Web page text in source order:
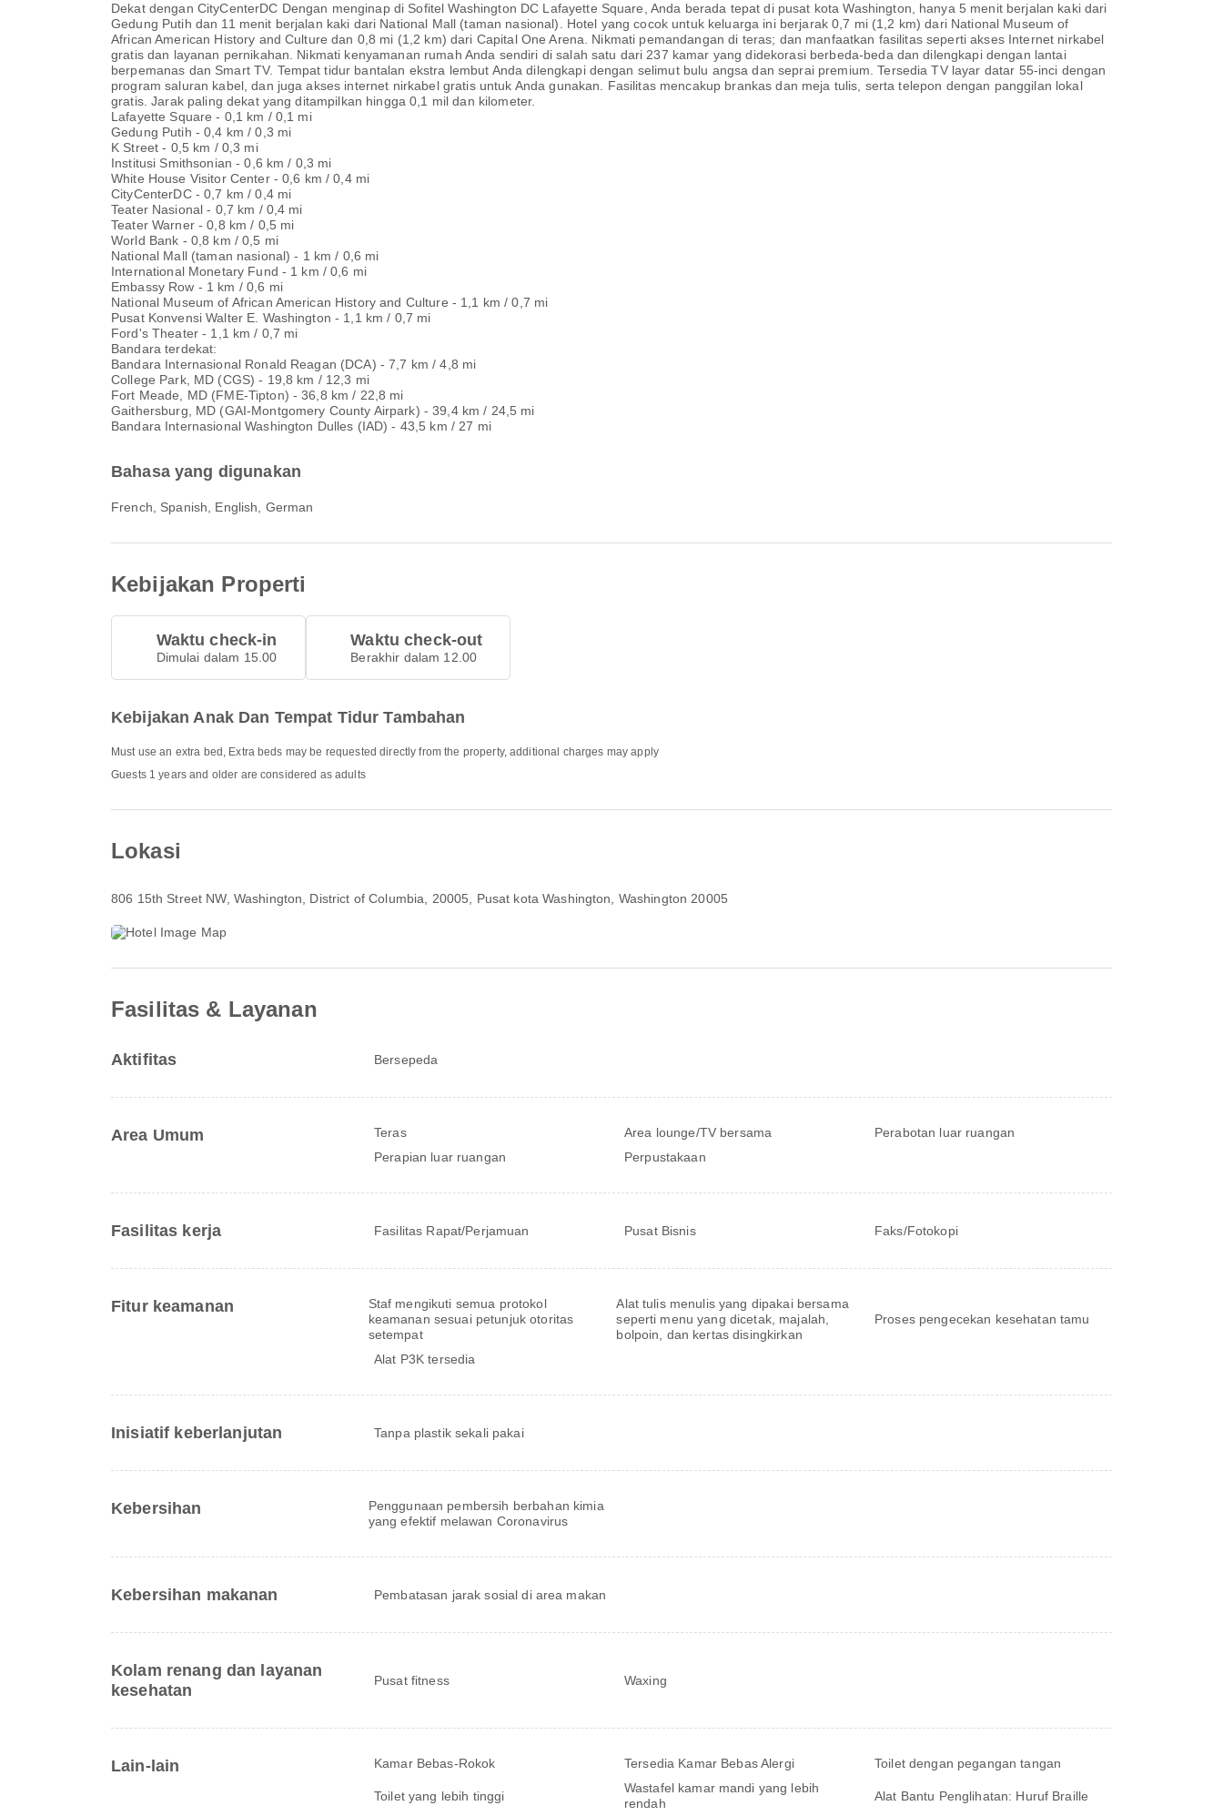
Dekat dengan CityCenterDC Dengan menginap di Sofitel Washington DC Lafayette Square, Anda berada tepat di pusat kota Washington, hanya 5 menit berjalan kaki dari
Gedung Putih dan 11 menit berjalan kaki dari National Mall (taman nasional). Hotel yang cocok untuk keluarga ini berjarak 0,7 mi (1,2 km) dari National Museum of
African American History and Culture dan 0,8 mi (1,2 km) dari Capital One Arena. Nikmati pemandangan di teras; dan manfaatkan fasilitas seperti akses Internet nirkabel
gratis dan layanan pernikahan. Nikmati kenyamanan rumah Anda sendiri di salah satu dari 237 kamar yang didekorasi berbeda-beda dan dilengkapi dengan lantai
berpemanas dan Smart TV. Tempat tidur bantalan ekstra lembut Anda dilengkapi dengan selimut bulu angsa dan seprai premium. Tersedia TV layar datar 55-inci dengan
program saluran kabel, dan juga akses internet nirkabel gratis untuk Anda gunakan. Fasilitas mencakup brankas dan meja tulis, serta telepon dengan panggilan lokal
gratis. Jarak paling dekat yang ditampilkan hingga 0,1 mil dan kilometer.
Lafayette Square - 0,1 km / 0,1 mi
Gedung Putih - 0,4 km / 0,3 mi
K Street - 0,5 km / 0,3 mi
Institusi Smithsonian - 0,6 km / 0,3 mi
White House Visitor Center - 0,6 km / 0,4 mi
CityCenterDC - 0,7 km / 0,4 mi
Teater Nasional - 0,7 km / 0,4 mi
Teater Warner - 0,8 km / 0,5 mi
World Bank - 0,8 km / 0,5 mi
National Mall (taman nasional) - 1 km / 0,6 mi
International Monetary Fund - 1 km / 0,6 mi
Embassy Row - 1 km / 0,6 mi
National Museum of African American History and Culture - 1,1 km / 0,7 mi
Pusat Konvensi Walter E. Washington - 1,1 km / 0,7 mi
Ford's Theater - 1,1 km / 0,7 mi
Bandara terdekat:
Bandara Internasional Ronald Reagan (DCA) - 7,7 km / 4,8 mi
College Park, MD (CGS) - 19,8 km / 12,3 mi
Fort Meade, MD (FME-Tipton) - 36,8 km / 22,8 mi
Gaithersburg, MD (GAI-Montgomery County Airpark) - 39,4 km / 24,5 mi
Bandara Internasional Washington Dulles (IAD) - 43,5 km / 27 mi
Bahasa yang digunakan
French, Spanish, English, German
Kebijakan Properti
Waktu check-in
Dimulai dalam 15.00
Waktu check-out
Berakhir dalam 12.00
Kebijakan Anak Dan Tempat Tidur Tambahan
Must use an extra bed, Extra beds may be requested directly from the property, additional charges may apply
Guests 1 years and older are considered as adults
Lokasi
806 15th Street NW, Washington, District of Columbia, 20005 , Pusat kota Washington, Washington 20005
Fasilitas & Layanan
Aktifitas Bersepeda
Area Umum Teras Area lounge/TV bersama
Perabotan luar ruangan
Perapian luar ruangan
Perpustakaan
Fasilitas kerja Fasilitas Rapat/Perjamuan Pusat Bisnis Faks/Fotokopi
Fitur keamanan
Staf mengikuti semua protokol
keamanan sesuai petunjuk otoritas
setempat
Alat tulis menulis yang dipakai bersama
seperti menu yang dicetak, majalah,
bolpoin, dan kertas disingkirkan
Proses pengecekan kesehatan tamu
Alat P3K tersedia
Inisiatif keberlanjutan Tanpa plastik sekali pakai
Kebersihan
Penggunaan pembersih berbahan kimia
yang efektif melawan Coronavirus
Kebersihan makanan Pembatasan jarak sosial di area makan
Kolam renang dan layanan
kesehatan
Pusat fitness Waxing
Lain-lain Kamar Bebas-Rokok Tersedia Kamar Bebas Alergi Toilet dengan pegangan tangan
Toilet yang lebih tinggi
Wastafel kamar mandi yang lebih
rendah
Alat Bantu Penglihatan: Huruf Braille